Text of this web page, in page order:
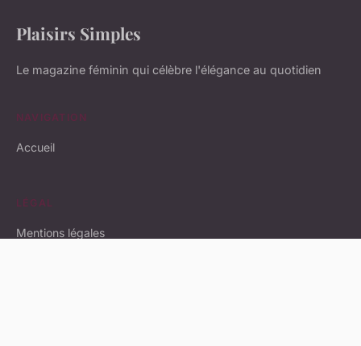
Plaisirs Simples
Le magazine féminin qui célèbre l'élégance au quotidien
NAVIGATION
Accueil
LÉGAL
Mentions légales